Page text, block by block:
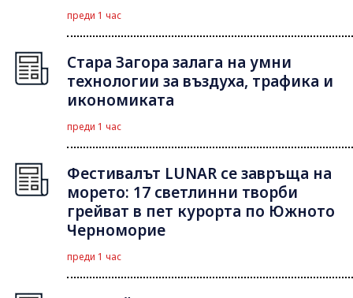
преди 1 час
Стара Загора залага на умни
технологии за въздуха, трафика и
икономиката
преди 1 час
Фестивалът LUNAR се завръща на
морето: 17 светлинни творби
грейват в пет курорта по Южното
Черноморие
преди 1 час